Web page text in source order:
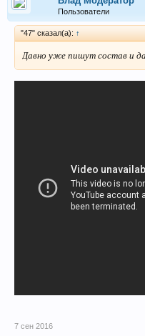
Пользователи
"47" сказал(а): ↑
Давно уже пишут состав и
7 сен 2016